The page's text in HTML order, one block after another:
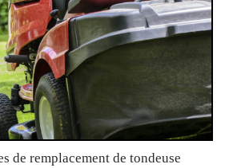
de remplacement de tondeuse